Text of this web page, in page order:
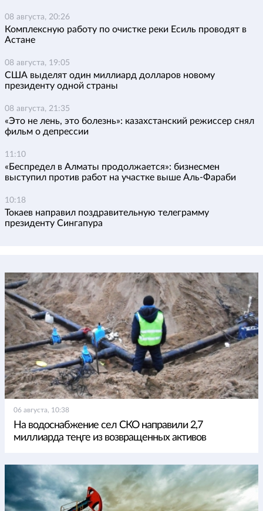
08 августа, 20:26
Комплексную работу по очистке реки Есиль проводят в
Астане
08 августа, 19:05
США выделят один миллиард долларов новому
президенту одной страны
08 августа, 21:35
«Это не лень, это болезнь»: казахстанский режиссер снял
фильм о депрессии
11:10
«Беспредел в Алматы продолжается»: бизнесмен
выступил против работ на участке выше Аль-Фараби
10:18
Токаев направил поздравительную телеграмму
президенту Сингапура
06 августа, 10:38
На водоснабжение сел СКО направили 2,7
миллиарда теңге из возвращенных активов